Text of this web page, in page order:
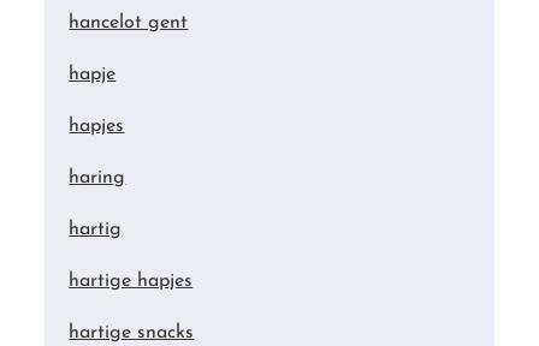
hancelot gent
hapje
hapjes
haring
hartig
hartige hapjes
hartige snacks